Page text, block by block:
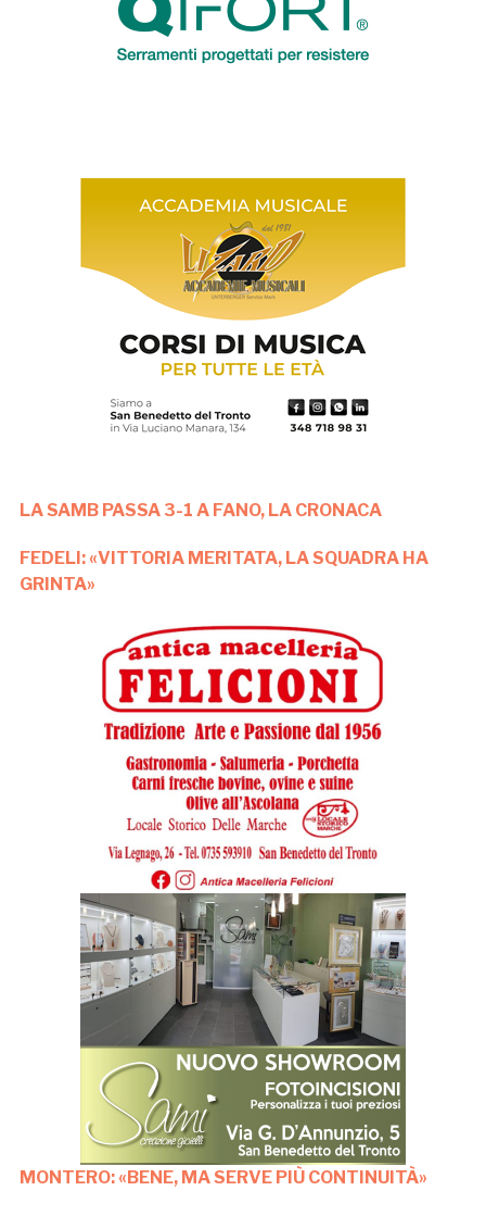
LA SAMB PASSA 3-1 A FANO, LA CRONACA
FEDELI: «VITTORIA MERITATA, LA SQUADRA HA
GRINTA»
MONTERO: «BENE, MA SERVE PIÙCONTINUITÀ»